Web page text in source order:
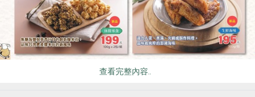
你可能有興趣的食譜
查看完整內容..